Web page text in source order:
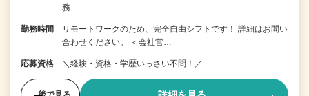
務
勤務時間
リモートワークのため、完全自由シフトです！ 詳細はお問い
合わせください。 ＜会社営…
応募資格 ＼経験・資格・学歴いっさい不問！／